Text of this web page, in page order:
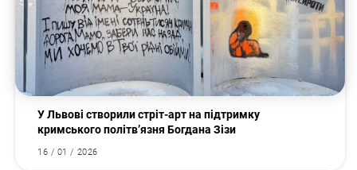
У Львові створили стріт-арт на підтримку
кримського політв’язня Богдана Зізи
16 / 01 / 2026